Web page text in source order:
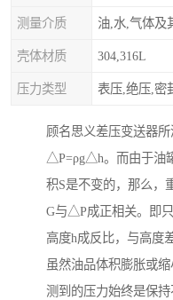
测量介质 油,水,气体及
壳体材质 304,316L
压力类型 表压,绝压,密
顾名思义差压变送器
△P=ρg△h。而由于油
积S是不变的，那么，
G与△P成正相关。即
高度h成反比，与高度
虽然油品体积膨胀或
测到的压力始终是保